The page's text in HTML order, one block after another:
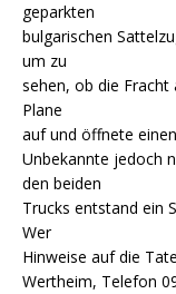
geparkten
bulgarischen
um zu
sehen, ob die Fracht
Plane
auf und öffnete
Unbekannte jedoch
den beiden
Trucks entstand ein
Wer
Hinweise auf die
Wertheim, Telefon